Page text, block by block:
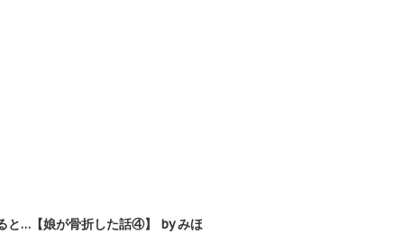
と…【娘が骨折した話④】 by みほ